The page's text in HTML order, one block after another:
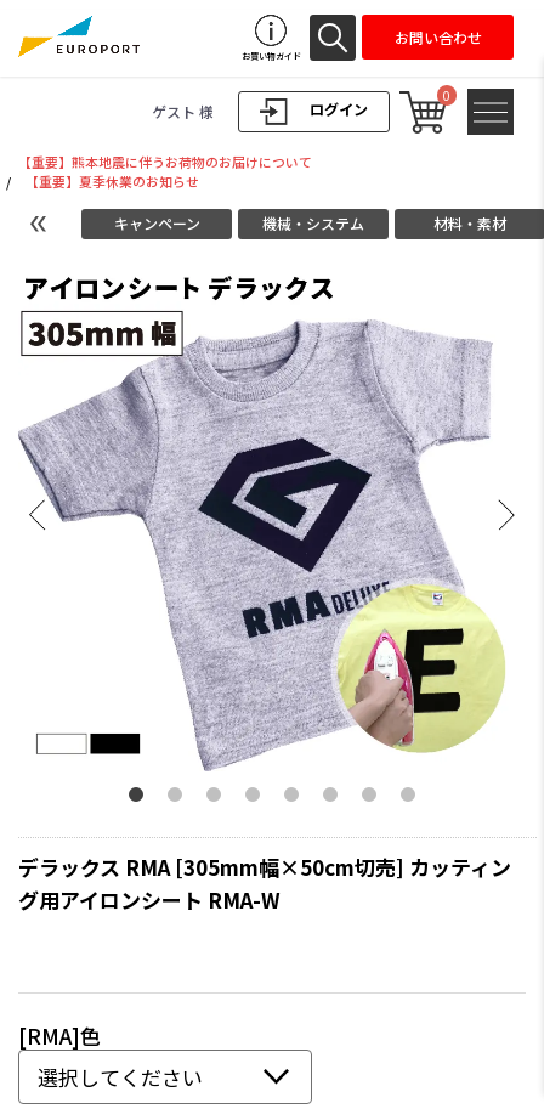
ログイン
ゲスト 様
0
お買い物ガイド
お問い合わせ
【重要】熊本地震に伴うお荷物のお届けについて
/
【重要】夏季休業のお知らせ
キャンペーン 機械・システム 材料・素材
デラックス RMA [305mm幅×50cm切売] カッティン
グ用アイロンシート RMA-W
[RMA]色